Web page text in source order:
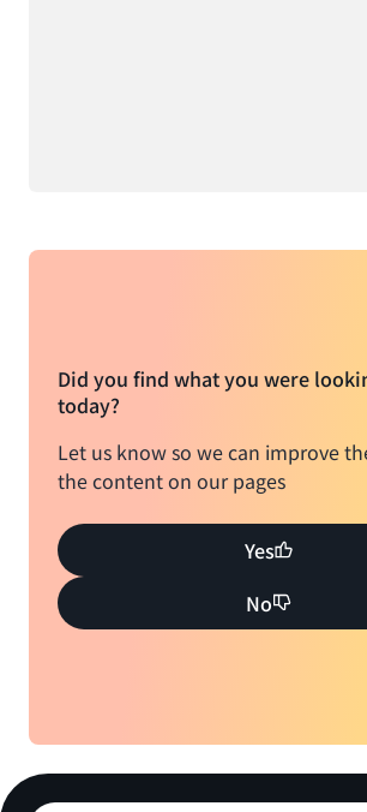
Did you find what you were
today?
Let us know so we can improve
the content on our pages
Yes
No